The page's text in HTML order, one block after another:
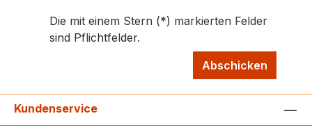
Die mit einem Stern (*) markierten Felder
sind Pflichtfelder.
Abschicken
Kundenservice